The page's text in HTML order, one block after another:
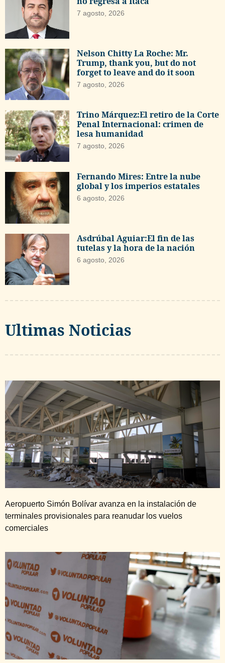
7 agosto, 2026
Nelson Chitty La Roche: Mr.
Trump, thank you, but do not
forget to leave and do it soon
7 agosto, 2026
Trino Márquez:El retiro de la Corte
Penal Internacional: crimen de
lesa humanidad
7 agosto, 2026
Fernando Mires: Entre la nube
global y los imperios estatales
6 agosto, 2026
Asdrúbal Aguiar:El fin de las
tutelas y la hora de la nación
6 agosto, 2026
Ultimas Noticias
Aeropuerto Simón Bolívar avanza en la instalación de
terminales provisionales para reanudar los vuelos
comerciales